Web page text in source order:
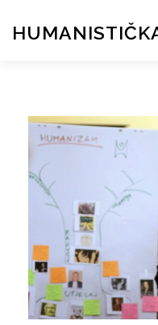
DOBAR ČOVJEK
KONTAKT